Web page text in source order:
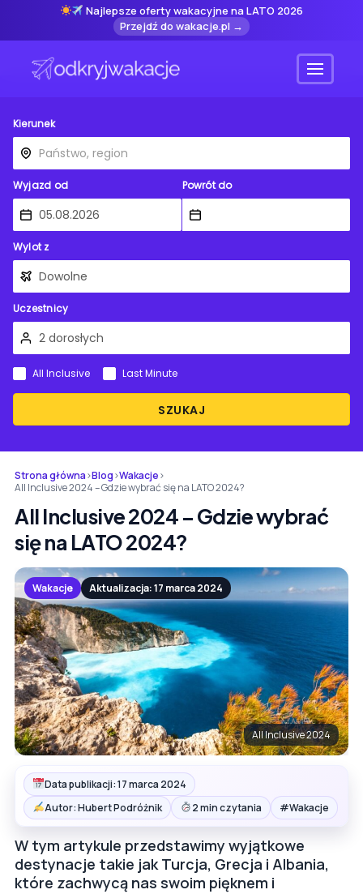
Najlepsze oferty wakacyjne na LATO 2026
Przejdź do wakacje.pl →
Menu
Kierunek
Wyjazd od Powrót do
Wylot z
Uczestnicy
SZUKAJ
All Inclusive Last Minute
Strona główna›Blog›Wakacje›
All Inclusive 2024 – Gdzie wybrać się na LATO 2024?
All Inclusive 2024 – Gdzie wybrać
się na LATO 2024?
Wakacje Aktualizacja: 17 marca 2024
All Inclusive 2024
Data publikacji: 17 marca 2024
Autor: Hubert Podróżnik
2 min czytania #Wakacje
W tym artykule przedstawimy wyjątkowe
destynacje takie jak Turcja, Grecja i Albania,
które zachwycą nas swoim pięknem i